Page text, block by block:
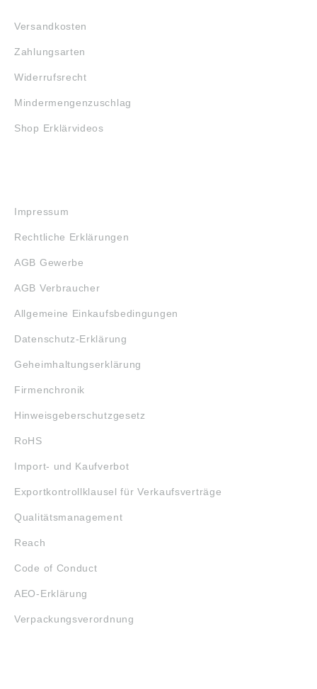
Versandkosten
Zahlungsarten
Widerrufsrecht
Mindermengenzuschlag
Shop Erklärvideos
Impressum
Rechtliche Erklärungen
AGB Gewerbe
AGB Verbraucher
Allgemeine Einkaufsbedingungen
Datenschutz-Erklärung
Geheimhaltungserklärung
Firmenchronik
Hinweisgeberschutzgesetz
RoHS
Import- und Kaufverbot
Exportkontrollklausel für Verkaufsverträge
Qualitätsmanagement
Reach
Code of Conduct
AEO-Erklärung
Verpackungsverordnung